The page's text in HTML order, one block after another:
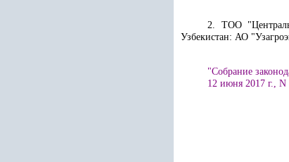
2. ТОО
Узбекистан: АО
"Собрание
12 июня 2017 г., N